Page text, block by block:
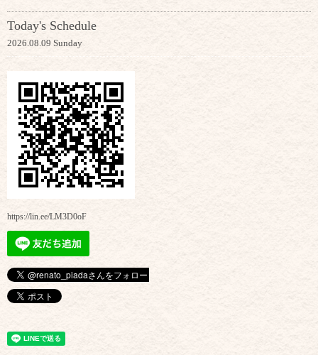
Today's Schedule
2026.08.09 Sunday
https://lin.ee/LM3D0oF